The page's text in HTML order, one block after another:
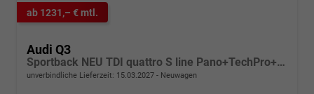
ab 1231,– € mtl.
Audi Q3
Sportback NEU TDI quattro S line Pano+TechPro+Matrix+AHK+HUD+Alu20+KlimaPlus+DCC+SONOS
unverbindliche Lieferzeit: 15.03.2027 Neuwagen